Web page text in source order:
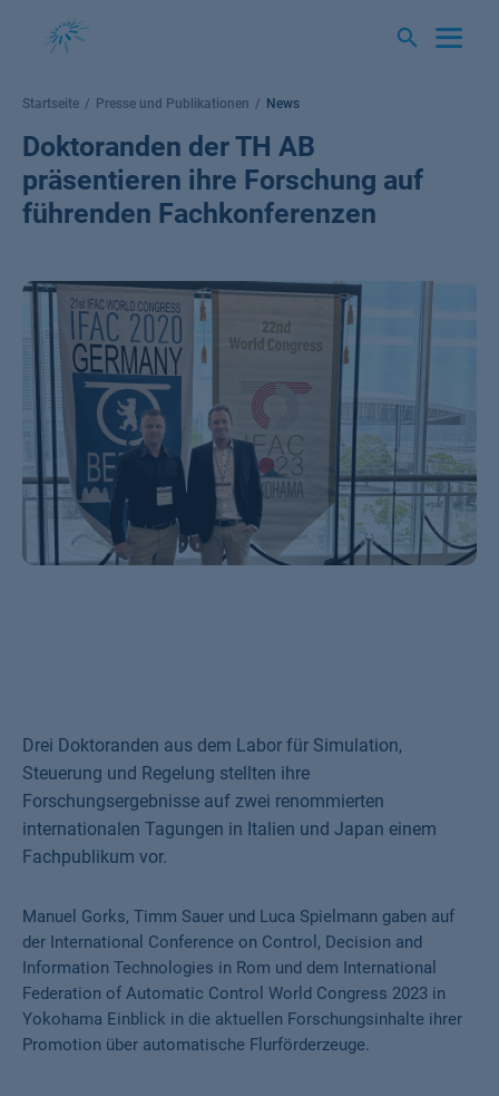
Startseite Presse und Publikationen News
Doktoranden der TH AB
präsentieren ihre Forschung auf
führenden Fachkonferenzen
Drei Doktoranden aus dem Labor für Simulation,
Steuerung und Regelung stellten ihre
Forschungsergebnisse auf zwei renommierten
internationalen Tagungen in Italien und Japan einem
Fachpublikum vor.
Manuel Gorks, Timm Sauer und Luca Spielmann gaben auf
der International Conference on Control, Decision and
Information Technologies in Rom und dem International
Federation of Automatic Control World Congress 2023 in
Yokohama Einblick in die aktuellen Forschungsinhalte ihrer
Promotion über automatische Flurförderzeuge.